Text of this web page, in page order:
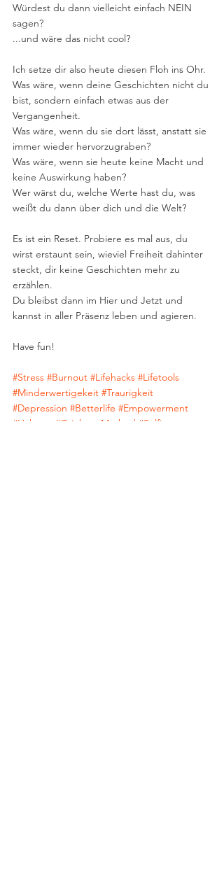
Würdest du dann vielleicht einfach NEIN
sagen?
...und wäre das nicht cool?
Ich setze dir also heute diesen Floh ins Ohr.
Was wäre, wenn deine Geschichten nicht du
bist, sondern einfach etwas aus der
Vergangenheit.
Was wäre, wenn du sie dort lässt, anstatt sie
immer wieder hervorzugraben?
Was wäre, wenn sie heute keine Macht und
keine Auswirkung haben?
Wer wärst du, welche Werte hast du, was
weißt du dann über dich und die Welt?
Es ist ein Reset. Probiere es mal aus, du
wirst erstaunt sein, wieviel Freiheit dahinter
steckt, dir keine Geschichten mehr zu
erzählen.
Du bleibst dann im Hier und Jetzt und
kannst in aller Präsenz leben und agieren.
Have fun!
#Stress #Burnout #Lifehacks #Lifetools
#Minderwertigekeit #Traurigkeit
#Depression #Betterlife #Empowerment
#Haltung
#GrinbergMethod #Selfimage